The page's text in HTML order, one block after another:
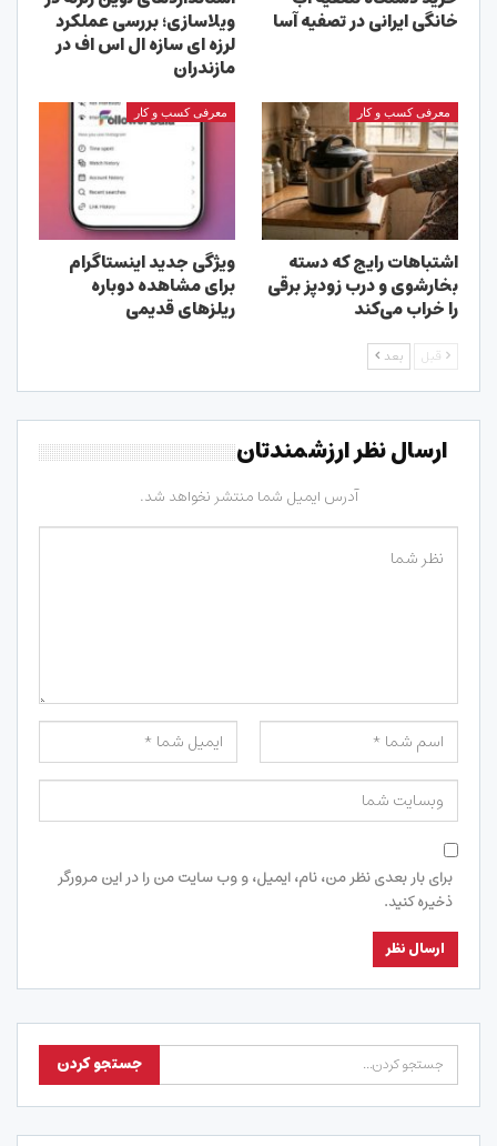
خانگی ایرانی در تصفیه آسا ویلاسازی؛ بررسی عملکرد
لرزه ای سازه ال اس اف در
مازندران
معرفی کسب و کار
اشتباهات رایج که دسته
بخارشوی و درب زودپز برقی
را خراب می‌کند
معرفی کسب و کار
ویژگی جدید اینستاگرام
برای مشاهده دوباره
ریلزهای قدیمی
قبل بعد
ارسال نظر ارزشمندتان
آدرس ایمیل شما منتشر نخواهد شد.
برای بار بعدی نظر من، نام، ایمیل، و وب سایت من را در این مرورگر
ذخیره کنید.